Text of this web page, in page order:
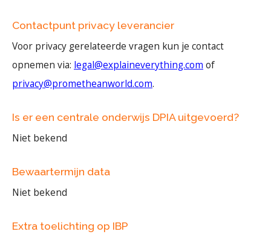
Contactpunt privacy leverancier
Voor privacy gerelateerde vragen kun je contact
opnemen via: legal@explaineverything.com of
privacy@prometheanworld.com.
Is er een centrale onderwijs DPIA uitgevoerd?
Niet bekend
Bewaartermijn data
Niet bekend
Extra toelichting op IBP